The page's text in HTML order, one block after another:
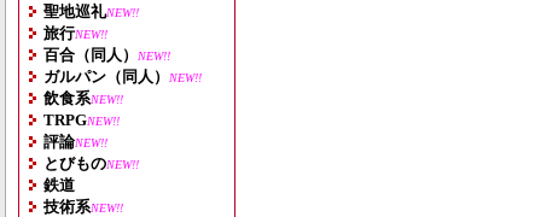
聖地巡礼NEW!!
旅行NEW!!
百合（同人） NEW!!
ガルパン（同人） NEW!!
飲食系NEW!!
TRPGNEW!!
評論NEW!!
とびものNEW!!
鉄道
技術系NEW!!